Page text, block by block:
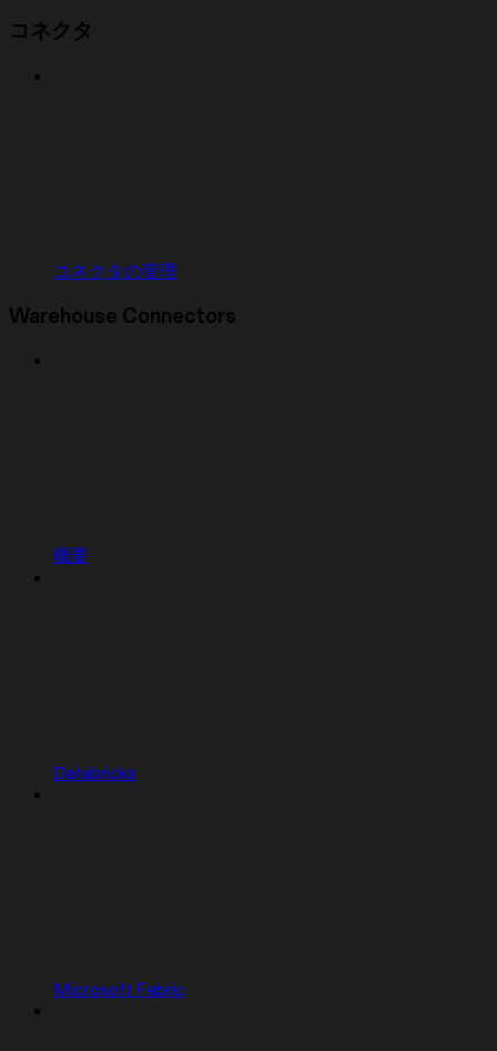
コネクタ
コネクタの管理
Warehouse Connectors
概要
Databricks
Microsoft Fabric